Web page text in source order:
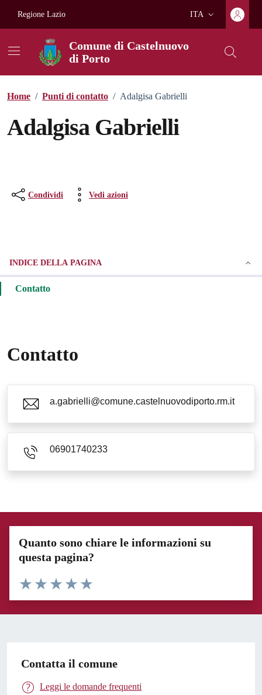
Regione Lazio
Lingua attiva:
ITA
Comune di Castelnuovo
di Porto
Home / Punti di contatto / Adalgisa Gabrielli
Adalgisa Gabrielli
Condividi Vedi azioni
INDICE DELLA PAGINA
Contatto
Contatto
a.gabrielli@comune.castelnuovodiporto.rm.it
06901740233
Quanto sono chiare le informazioni su
questa pagina?
Contatta il comune
Leggi le domande frequenti